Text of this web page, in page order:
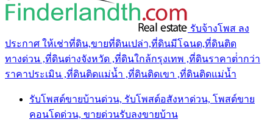
รับจ้างโพส ลง
ประกาศ ให้เช่าที่ดิน,ขายที่ดินเปล่า,ที่ดินมีโฉนด,ที่ดินติด
ทางด่วน ,ที่ดินต่างจังหวัด ,ที่ดินใกล้กรุงเทพ ,ที่ดินราคาต่ํากว่า
ราคาประเมิน ,ที่ดินติดแม่น้ำ ,ที่ดินติดเขา ,ที่ดินติดแม่น้ำ
รับโพสต์ขายบ้านด่วน, รับโพสต์อสังหาด่วน, โพสต์ขาย
คอนโดด่วน, ขายด่วนรับลงขายบ้าน